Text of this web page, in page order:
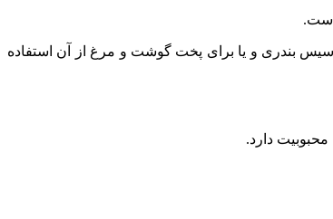
است.
بندری و یا برای پخت گوشت و مرغ از آن استفاده
دارد.